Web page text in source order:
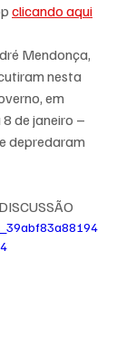
clicando aqui
Mendonça,
nesta
em
de janeiro –
depredaram